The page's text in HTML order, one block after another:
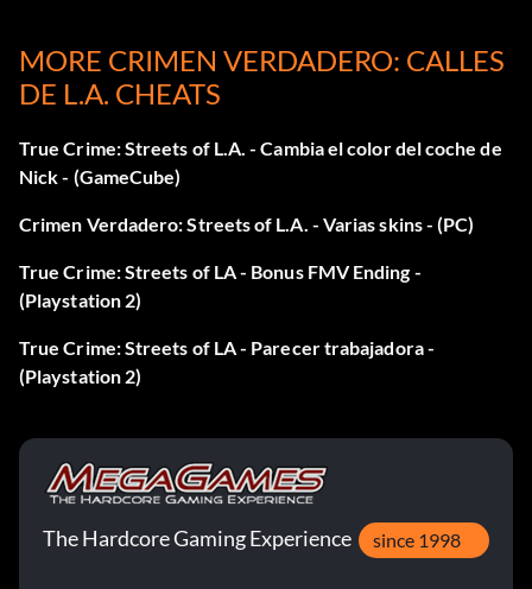
Cambiar la apariencia de Nick
Cuando le pongas nombre a tu archivo de juego cuando
estés haciendo tu matrícula, pon los siguientes nombres.
nombre.
Look like the Chief - B1G1
Parecerse a Rosie - ROSA
Money - HURTM3
Parecer policía - FUZZ
MORE CRIMEN VERDADERO: CALLES
DE L.A. CHEATS
True Crime: Streets of L.A. - Cambia el color del coche de
Nick - (GameCube)
Crimen Verdadero: Streets of L.A. - Varias skins - (PC)
True Crime: Streets of LA - Bonus FMV Ending -
(Playstation 2)
True Crime: Streets of LA - Parecer trabajadora -
(Playstation 2)
The Hardcore Gaming Experience since 1998